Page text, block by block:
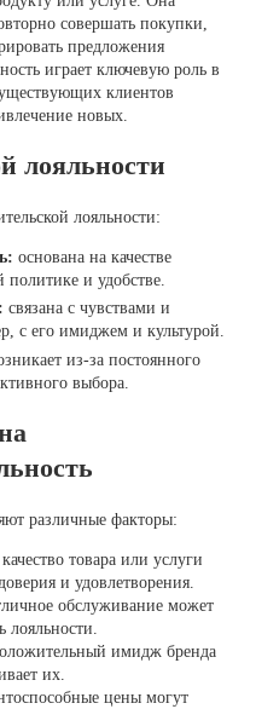
совершать покупки,
предложения
играет ключевую роль в
клиентов
новых.
лояльности
лояльности:
основана на качестве
и удобстве.
связана с чувствами и
с его имиджем и культурой.
из-за постоянного
выбора.
различные факторы:
товара или услуги
и удовлетворения.
обслуживание может
лояльности.
имидж бренда
их.
цены могут